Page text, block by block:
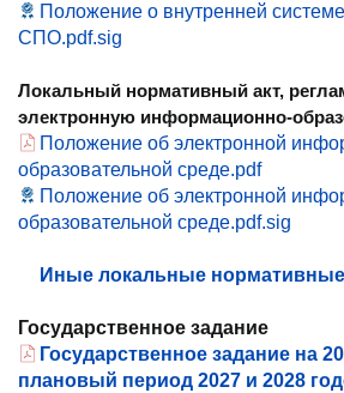
Положение о внутренней
СПО.pdf.sig
Локальный нормативный акт,
электронную информационно-
Положение об электронной
образовательной среде.pdf
Положение об электронной
образовательной среде.pdf.sig
Иные локальные
Государственное задание
Государственное задание на
плановый период 2027 и 2028